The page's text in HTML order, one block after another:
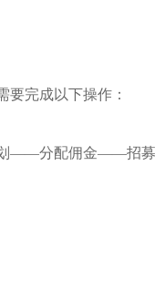
要完成以下操作：
——分配佣金——招募
业百货
，完成私域从0